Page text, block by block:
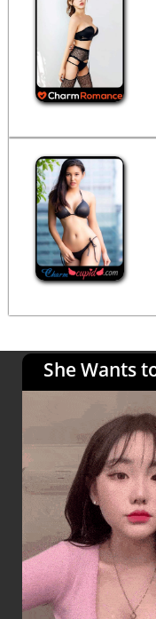
Política
She Wants